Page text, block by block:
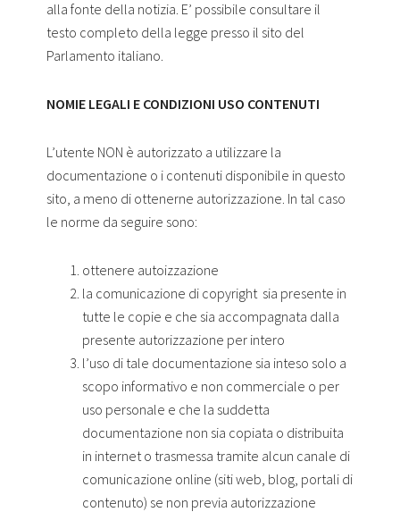
alla fonte della notizia. E’ possibile consultare il
testo completo della legge presso il sito del
Parlamento italiano.
NOMIE LEGALI E CONDIZIONI USO CONTENUTI
L’utente NON è autorizzato a utilizzare la
documentazione o i contenuti disponibile in questo
sito, a meno di ottenerne autorizzazione. In tal caso
le norme da seguire sono:
ottenere autoizzazione
la comunicazione di copyright sia presente in
tutte le copie e che sia accompagnata dalla
presente autorizzazione per intero
l’uso di tale documentazione sia inteso solo a
scopo informativo e non commerciale o per
uso personale e che la suddetta
documentazione non sia copiata o distribuita
in internet o trasmessa tramite alcun canale di
comunicazione online (siti web, blog, portali di
contenuto) se non previa autorizzazione